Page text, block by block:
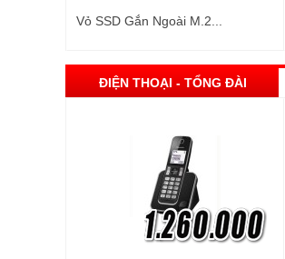
Vỏ SSD Gắn Ngoài M.2...
ĐIỆN THOẠI - TỔNG ĐÀI